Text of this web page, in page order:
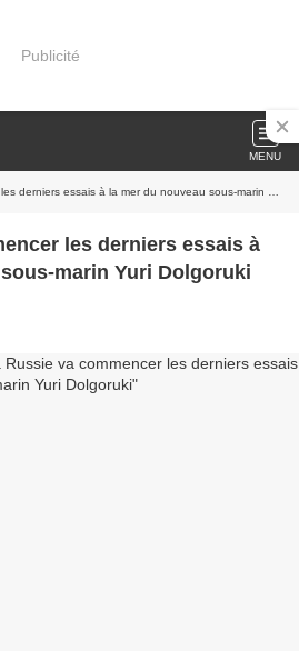
Publicité
MENU
essais à la mer du nouveau sous-marin Yuri Dolgoruki
les derniers essais à
marin Yuri Dolgoruki